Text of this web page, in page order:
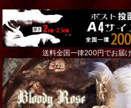
送料全国一律200円でお届